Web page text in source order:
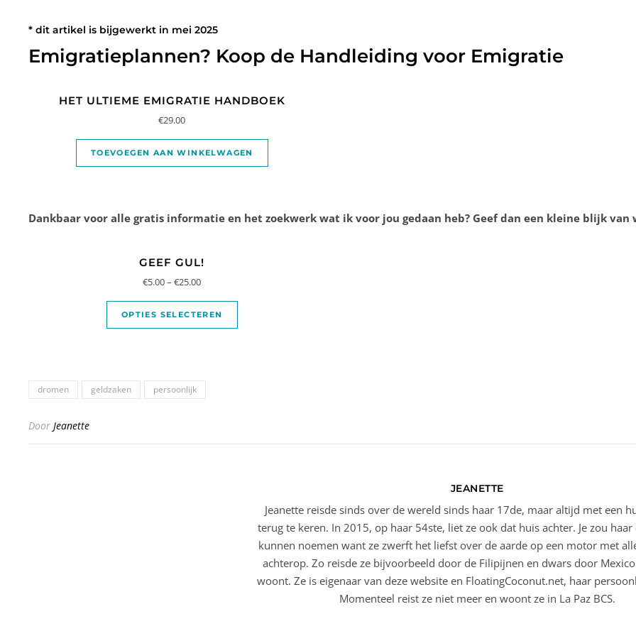
* dit artikel is bijgewerkt in mei 2025
Emigratieplannen? Koop de Handleiding voor Emigratie
HET ULTIEME EMIGRATIE HANDBOEK
€29.00
TOEVOEGEN AAN WINKELWAGEN
Dankbaar voor alle gratis informatie en het zoekwerk wat ik voor jou gedaan heb? Geef dan een kleine blijk van
GEEF GUL!
€5.00–€25.00
OPTIES SELECTEREN
dromen geldzaken persoonlijk
Door Jeanette
JEANETTE
Jeanette reisde sinds over de wereld sinds haar 17de, maar altijd met een
terug te keren. In 2015, op haar 54ste, liet ze ook dat huis achter. Je zou
kunnen noemen want ze zwerft het liefst over de aarde op een motor met
achterop. Zo reisde ze bijvoorbeeld door de Filipijnen en dwars door
woont. Ze is eigenaar van deze website en FloatingCoconut.net, haar
Momenteel reist ze niet meer en woont ze in La Paz BCS.